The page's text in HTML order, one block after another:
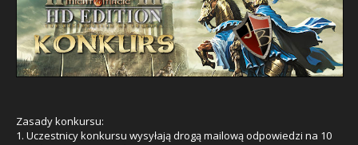
Zasady konkursu:
1. Uczestnicy konkursu wysyłają drogą mailową odpowiedzi na 10